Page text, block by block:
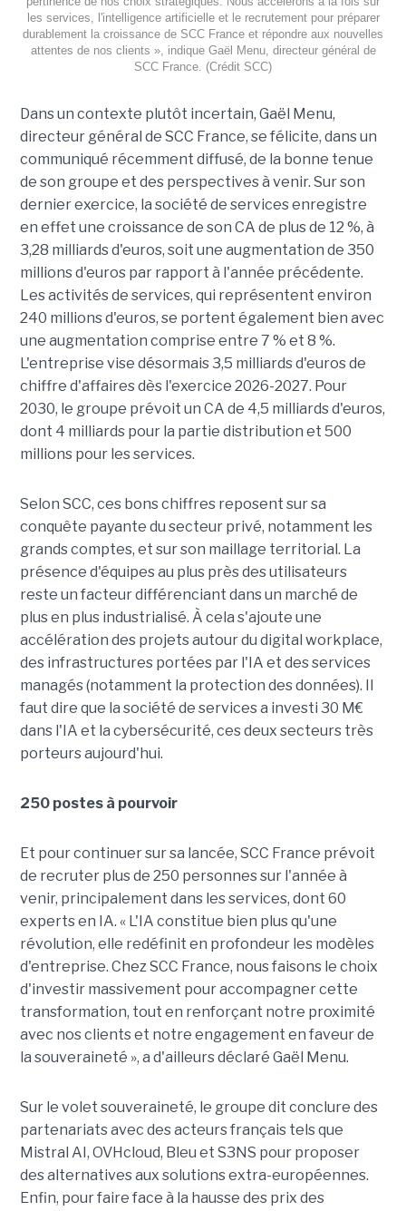
les services, l'intelligence artificielle et le recrutement pour préparer
durablement la croissance de SCC France et répondre aux nouvelles
attentes de nos clients », indique Gaël Menu, directeur général de
SCC France. (Crédit SCC)
Dans un contexte plutôt incertain, Gaël Menu,
directeur général de SCC France, se félicite, dans un
communiqué récemment diffusé, de la bonne tenue
de son groupe et des perspectives à venir. Sur son
dernier exercice, la société de services enregistre
en effet une croissance de son CA de plus de 12 %, à
3,28 milliards d'euros, soit une augmentation de 350
millions d'euros par rapport à l'année précédente.
Les activités de services, qui représentent environ
240 millions d'euros, se portent également bien avec
une augmentation comprise entre 7 % et 8 %.
L'entreprise vise désormais 3,5 milliards d'euros de
chiffre d'affaires dès l'exercice 2026-2027. Pour
2030, le groupe prévoit un CA de 4,5 milliards d'euros,
dont 4 milliards pour la partie distribution et 500
millions pour les services.
Selon SCC, ces bons chiffres reposent sur sa
conquête payante du secteur privé, notamment les
grands comptes, et sur son maillage territorial. La
présence d'équipes au plus près des utilisateurs
reste un facteur différenciant dans un marché de
plus en plus industrialisé. À cela s'ajoute une
accélération des projets autour du digital workplace,
des infrastructures portées par l'IA et des services
managés (notamment la protection des données). Il
faut dire que la société de services a investi 30 M€
dans l'IA et la cybersécurité, ces deux secteurs très
porteurs aujourd'hui.
250 postes à pourvoir
Et pour continuer sur sa lancée, SCC France prévoit
de recruter plus de 250 personnes sur l'année à
venir, principalement dans les services, dont 60
experts en IA. « L'IA constitue bien plus qu'une
révolution, elle redéfinit en profondeur les modèles
d'entreprise. Chez SCC France, nous faisons le choix
d'investir massivement pour accompagner cette
transformation, tout en renforçant notre proximité
avec nos clients et notre engagement en faveur de
la souveraineté », a d'ailleurs déclaré Gaël Menu.
Sur le volet souveraineté, le groupe dit conclure des
partenariats avec des acteurs français tels que
Mistral AI, OVHcloud, Bleu et S3NS pour proposer
des alternatives aux solutions extra-européennes.
Enfin, pour faire face à la hausse des prix des